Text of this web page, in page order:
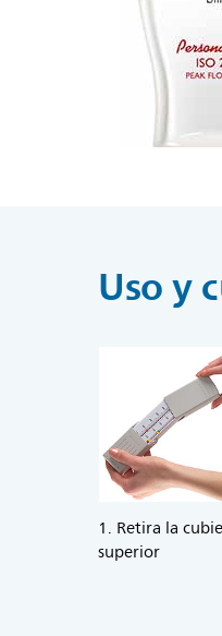
Uso y
1. Retira la
superior